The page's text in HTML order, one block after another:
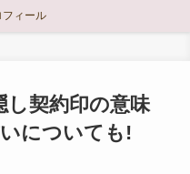
フィール
し契約印の意味
についても!